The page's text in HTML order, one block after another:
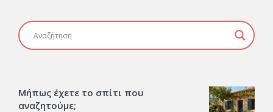
Μήπως έχετε το σπίτι που
αναζητούμε;